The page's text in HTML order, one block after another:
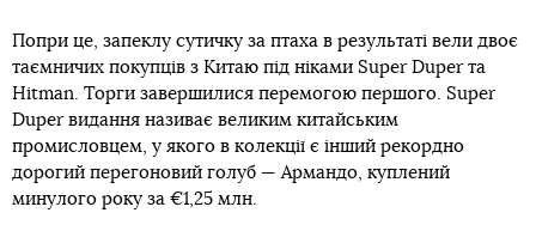
Попри це, запеклу сутичку за птаха в результаті вели двоє
таємничих покупців з Китаю під ніками Super Duper та
Hitman. Торги завершилися перемогою першого. Super
Duper видання називає великим китайським
промисловцем, у якого в колекції є інший рекордно
дорогий перегоновий голуб — Армандо, куплений
минулого року за €1,25 млн.